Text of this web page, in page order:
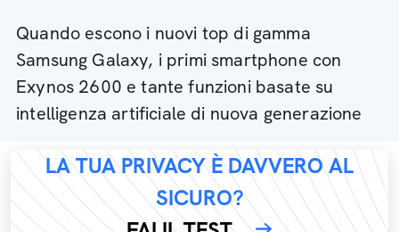
Quando escono i nuovi top di gamma
Samsung Galaxy, i primi smartphone con
Exynos 2600 e tante funzioni basate su
intelligenza artificiale di nuova generazione
LA TUA PRIVACY È DAVVERO AL
SICURO?